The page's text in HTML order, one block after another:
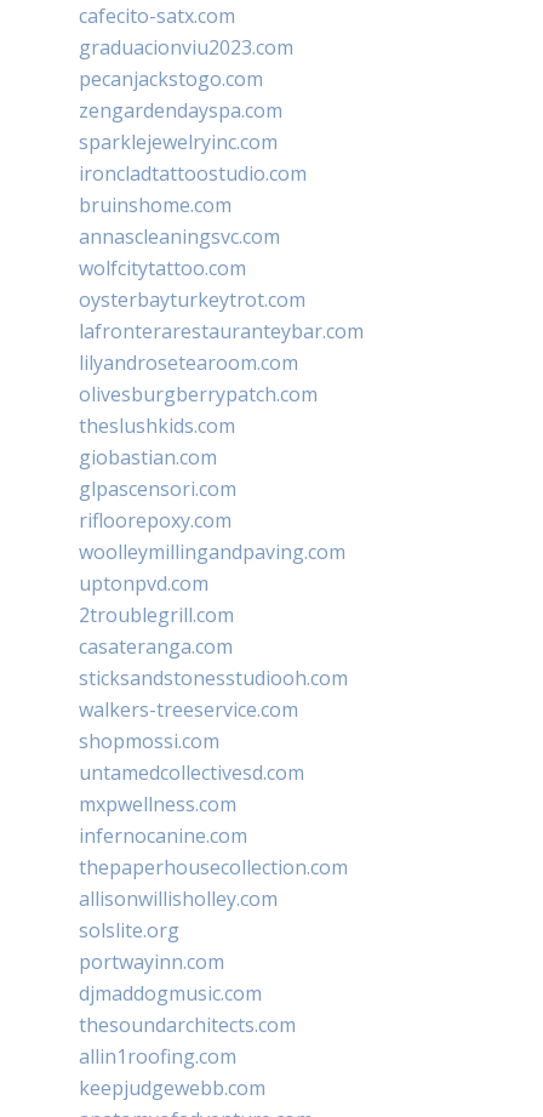
cafecito-satx.com
graduacionviu2023.com
pecanjackstogo.com
zengardendayspa.com
sparklejewelryinc.com
ironcladtattoostudio.com
bruinshome.com
annascleaningsvc.com
wolfcitytattoo.com
oysterbayturkeytrot.com
lafronterarestauranteybar.com
lilyandrosetearoom.com
olivesburgberrypatch.com
theslushkids.com
giobastian.com
glpascensori.com
rifloorepoxy.com
woolleymillingandpaving.com
uptonpvd.com
2troublegrill.com
casateranga.com
sticksandstonesstudiooh.com
walkers-treeservice.com
shopmossi.com
untamedcollectivesd.com
mxpwellness.com
infernocanine.com
thepaperhousecollection.com
allisonwillisholley.com
solslite.org
portwayinn.com
djmaddogmusic.com
thesoundarchitects.com
allin1roofing.com
keepjudgewebb.com